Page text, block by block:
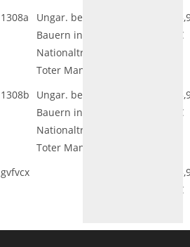
1308a
Ungar. bewaffn.
Bauern in.
Nationaltracht,
Toter Mann I
€
1308b
Ungar. bewaffn.
Bauern in
Nationaltracht,
Toter Mann II
€
gvfvcx
€